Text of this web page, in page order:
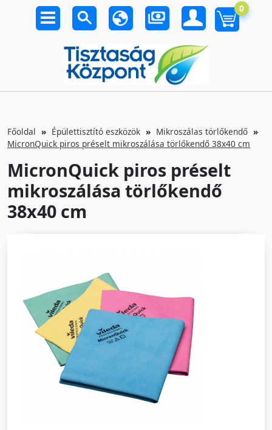
0
Főoldal Épülettisztító eszközök
Mikroszálas törlőkendő
MicronQuick piros préselt mikroszálása törlőkendő 38x40 cm
MicronQuick piros préselt
mikroszálása törlőkendő
38x40 cm